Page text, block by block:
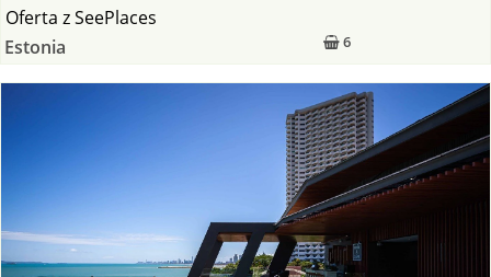
6
Oferta zSeePlaces
Estonia